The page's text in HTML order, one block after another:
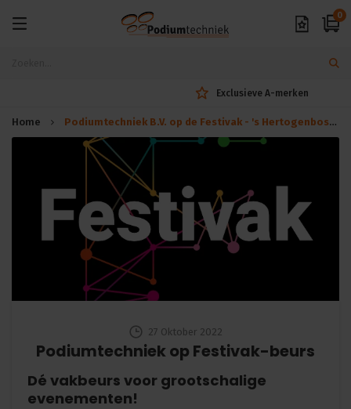
0
Exclusieve A-merken
Home Podiumtechniek B.V. op de Festivak - 's Hertogenbosch
27 Oktober 2022
Podiumtechniek op Festivak-beurs
Dé vakbeurs voor grootschalige
evenementen!